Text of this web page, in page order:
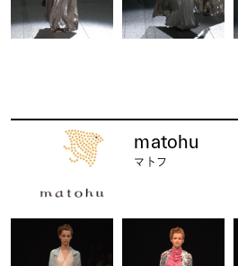
matohu
マトフ